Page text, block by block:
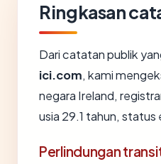
Ringkasan
Dari catatan publik
ici.com, kami
negara Ireland,
usia 29.1 tahun, status
Perlindungan